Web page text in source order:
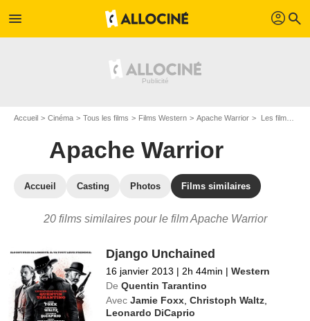
menu profil search
Accueil Cinéma Tous les films Films Western Apache Warrior Les films similaires à "Apache Warrior"
Apache Warrior
Accueil Casting Photos Films similaires
20 films similaires pour le film Apache Warrior
Django Unchained
16 janvier 2013 | 2h 44min | Western
De Quentin Tarantino
Avec Jamie Foxx ,Christoph Waltz
Leonardo DiCaprio